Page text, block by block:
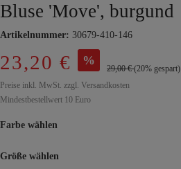
Bluse 'Move', burgund
Artikelnummer: 30679-410-146
23,20 € %
29,00 €(20% gespart)
Preise inkl. MwSt. zzgl. Versandkosten
Mindestbestellwert 10 Euro
Farbe wählen
Größe wählen